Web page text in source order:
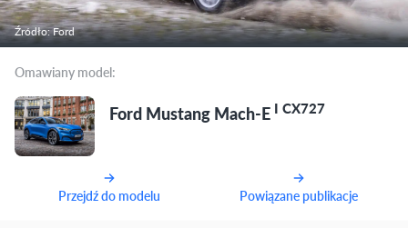
Źródło: Ford
Omawiany model:
Ford Mustang Mach-E I CX727
Przejdź do modelu Powiązane publikacje